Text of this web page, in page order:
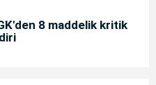
8 maddelik kritik